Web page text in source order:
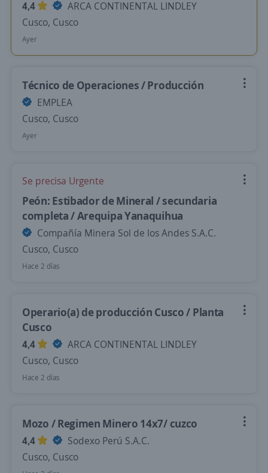
4,4
ARCA CONTINENTAL LINDLEY
Cusco, Cusco
Ayer
Técnico de Operaciones / Producción
EMPLEA
Cusco, Cusco
Ayer
Se precisa Urgente
Peón: Estibador de Mineral / secundaria
completa / Arequipa Yanaquihua
Compañía Minera Sol de los Andes S.A.C.
Cusco, Cusco
Hace 2 días
Operario(a) de producción Cusco / Planta
Cusco
4,4
ARCA CONTINENTAL LINDLEY
Cusco, Cusco
Hace 2 días
Mozo / Regimen Minero 14x7/ cuzco
4,4
Sodexo Perú S.A.C.
Cusco, Cusco